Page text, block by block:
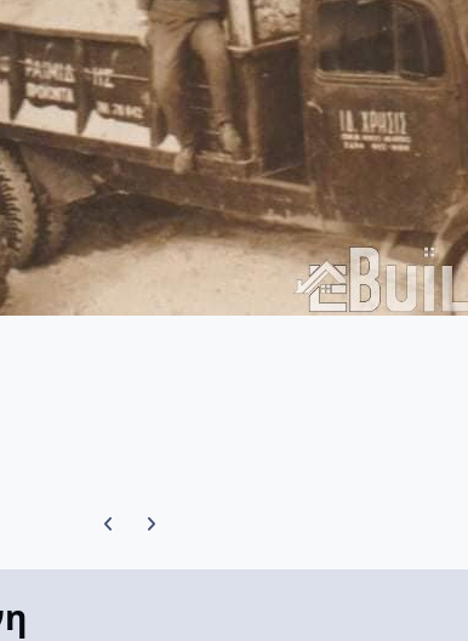
Previous carousel slide
Next carousel slide